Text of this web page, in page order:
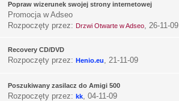
Popraw wizerunek swojej strony internetowej
Promocja w Adseo
Rozpoczęty przez: Drzwi Otwarte w Adseo, 26-11-09
Recovery CD/DVD
Rozpoczęty przez: Henio.eu, 21-11-09
Poszukiwany zasilacz do Amigi 500
Rozpoczęty przez: kk, 04-11-09